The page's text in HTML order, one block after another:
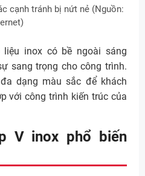
cạnh tránh bị nứt nẻ (Nguồn:
inox có bề ngoài sáng
sang trọng cho công trình.
dạng màu sắc để khách
với công trình kiến trúc của
V inox phổ biến